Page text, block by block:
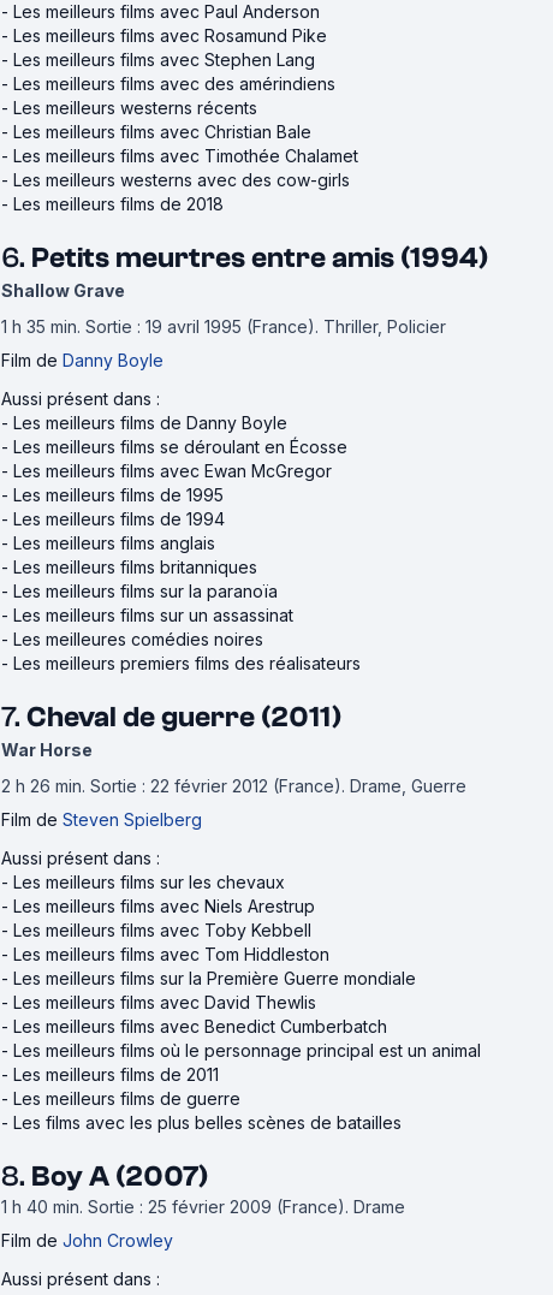
- Les meilleurs films avec Paul Anderson
- Les meilleurs films avec Rosamund Pike
- Les meilleurs films avec Stephen Lang
- Les meilleurs films avec des amérindiens
- Les meilleurs westerns récents
- Les meilleurs films avec Christian Bale
- Les meilleurs films avec Timothée Chalamet
- Les meilleurs westerns avec des cow-girls
- Les meilleurs films de 2018
6. Petits meurtres entre amis (1994)
Shallow Grave
1 h 35 min. Sortie : 19 avril 1995 (France). Thriller, Policier
Film de Danny Boyle
Aussi présent dans :
- Les meilleurs films de Danny Boyle
- Les meilleurs films se déroulant en Écosse
- Les meilleurs films avec Ewan McGregor
- Les meilleurs films de 1995
- Les meilleurs films de 1994
- Les meilleurs films anglais
- Les meilleurs films britanniques
- Les meilleurs films sur la paranoïa
- Les meilleurs films sur un assassinat
- Les meilleures comédies noires
- Les meilleurs premiers films des réalisateurs
7. Cheval de guerre (2011)
War Horse
2 h 26 min. Sortie : 22 février 2012 (France). Drame, Guerre
Film de Steven Spielberg
Aussi présent dans :
- Les meilleurs films sur les chevaux
- Les meilleurs films avec Niels Arestrup
- Les meilleurs films avec Toby Kebbell
- Les meilleurs films avec Tom Hiddleston
- Les meilleurs films sur la Première Guerre mondiale
- Les meilleurs films avec David Thewlis
- Les meilleurs films avec Benedict Cumberbatch
- Les meilleurs films où le personnage principal est un animal
- Les meilleurs films de 2011
- Les meilleurs films de guerre
- Les films avec les plus belles scènes de batailles
8. Boy A (2007)
1 h 40 min. Sortie : 25 février 2009 (France). Drame
Film de John Crowley
Aussi présent dans :